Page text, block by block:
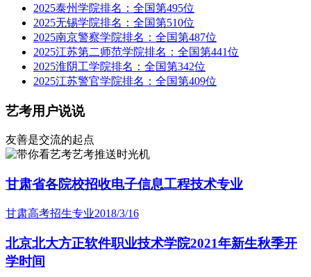
2025泰州学院排名：全国第495位
2025无锡学院排名：全国第510位
2025南京警察学院排名：全国第487位
2025江苏第二师范学院排名：全国第441位
2025淮阴工学院排名：全国第342位
2025江苏警官学院排名：全国第409位
艺考用户说说
友善是交流的起点
艺考推送时光机
甘肃省各院校招收电子信息工程技术专业
甘肃高考招生专业2018/3/16
北京北大方正软件职业技术学院2021年新生秋季开
学时间